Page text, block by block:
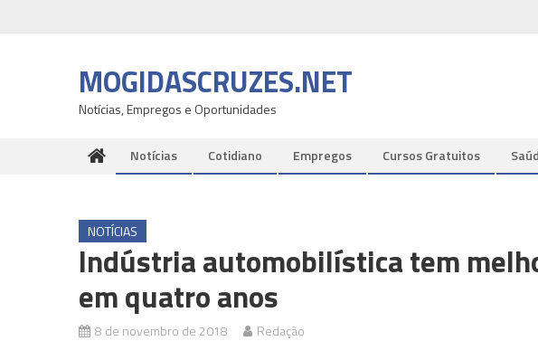
MOGIDASCRUZES.NET
Notícias, Empregos e Oportunidades
Notícias Cotidiano Empregos Cursos Gratuitos
NOTÍCIAS
Indústria automobilística tem
em quatro anos
8 de novembro de 2018 Redação